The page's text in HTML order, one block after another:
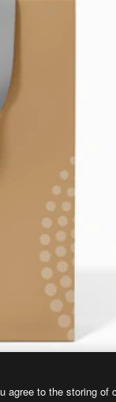
agree to the storing